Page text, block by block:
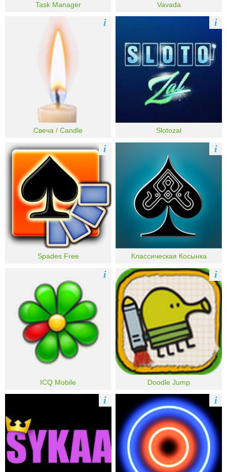
Task Manager Vavada
Свеча / Candle
i
Slotozal
i
Spades Free
i
Классическая Косынка
i
ICQ Mobile
i
Doodle Jump
i
i i